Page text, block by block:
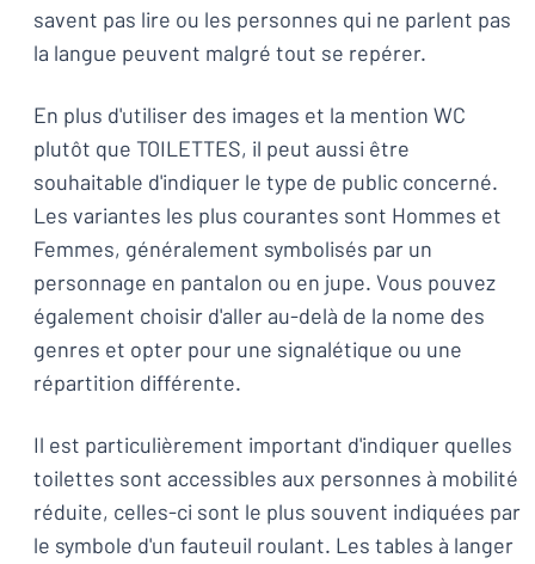
savent pas lire ou les personnes qui ne parlent pas
la langue peuvent malgré tout se repérer.
En plus d'utiliser des images et la mention WC
plutôt que TOILETTES, il peut aussi être
souhaitable d'indiquer le type de public concerné.
Les variantes les plus courantes sont Hommes et
Femmes, généralement symbolisés par un
personnage en pantalon ou en jupe. Vous pouvez
également choisir d'aller au-delà de la nome des
genres et opter pour une signalétique ou une
répartition différente.
Il est particulièrement important d'indiquer quelles
toilettes sont accessibles aux personnes à mobilité
réduite, celles-ci sont le plus souvent indiquées par
le symbole d'un fauteuil roulant. Les tables à langer